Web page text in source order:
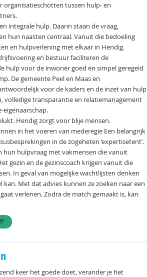
organisatieschotten tussen hulp- en
integrale hulp. Daarin staan de vraag,
hun naasten centraal. Vanuit die bedoeling
en hulpverlening met elkaar in Hendig.
en bestuur faciliteren de
hulp voor de inwoner goed en simpel geregeld
De gemeente Peel en Maas en
voor de kaders en de inzet van hulp
volledige transparantie en relatiemanagement
Hendig zorgt voor blije mensen.
in het voeren van mederegie Een belangrijk
in de zogeheten ‘expertisetent’.
hun hulpvraag met vakmensen die vanuit
gezin en de gezinscoach krijgen vanuit die
In geval van mogelijke wachtlijsten denken
Met dat advies kunnen ze zoeken naar een
verlenen. Zodra de match gemaakt is, kan
keer het goede doet, verander je het